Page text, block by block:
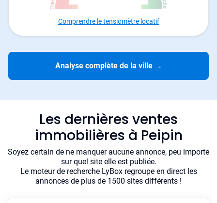
Comprendre le tensiomètre locatif
Analyse complète de la ville →
Les dernières ventes
immobilières à Peipin
Soyez certain de ne manquer aucune annonce, peu importe
sur quel site elle est publiée.
Le moteur de recherche LyBox regroupe en direct les
annonces de plus de 1500 sites différents !